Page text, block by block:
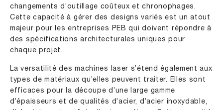
changements d’outillage coûteux et chronophages.
Cette capacité à gérer des designs variés est un atout
majeur pour les entreprises PEB qui doivent répondre à
des spécifications architecturales uniques pour
chaque projet.
La versatilité des machines laser s’étend également aux
types de matériaux qu’elles peuvent traiter. Elles sont
efficaces pour la découpe d’une large gamme
d’épaisseurs et de qualités d’acier, d’acier inoxydable,